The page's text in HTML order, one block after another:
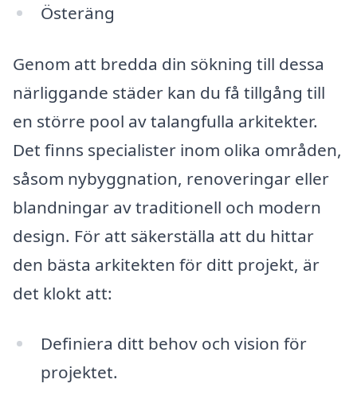
Österäng
Genom att bredda din sökning till dessa
närliggande städer kan du få tillgång till
en större pool av talangfulla arkitekter.
Det finns specialister inom olika områden,
såsom nybyggnation, renoveringar eller
blandningar av traditionell och modern
design. För att säkerställa att du hittar
den bästa arkitekten för ditt projekt, är
det klokt att:
Definiera ditt behov och vision för
projektet.